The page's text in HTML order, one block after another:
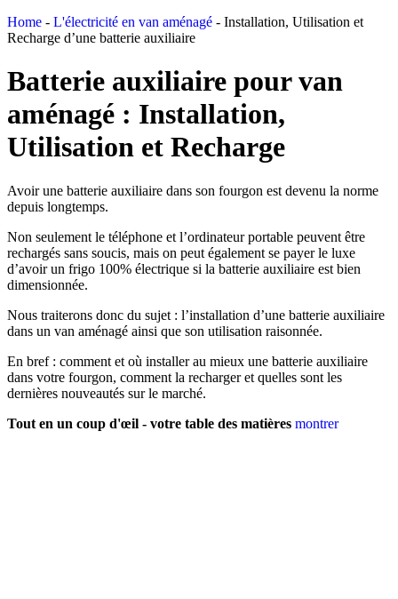
Home - L'électricité en van aménagé - Installation, Utilisation et
Recharge d’une batterie auxiliaire
Batterie auxiliaire pour van
aménagé : Installation,
Utilisation et Recharge
Avoir une batterie auxiliaire dans son fourgon est devenu la norme
depuis longtemps.
Non seulement le téléphone et l’ordinateur portable peuvent être
rechargés sans soucis, mais on peut également se payer le luxe
d’avoir un frigo 100% électrique si la batterie auxiliaire est bien
dimensionnée.
Nous traiterons donc du sujet : l’installation d’une batterie auxiliaire
dans un van aménagé ainsi que son utilisation raisonnée.
En bref : comment et où installer au mieux une batterie auxiliaire
dans votre fourgon, comment la recharger et quelles sont les
dernières nouveautés sur le marché.
Tout en un coup d'œil - votre table des matières montrer